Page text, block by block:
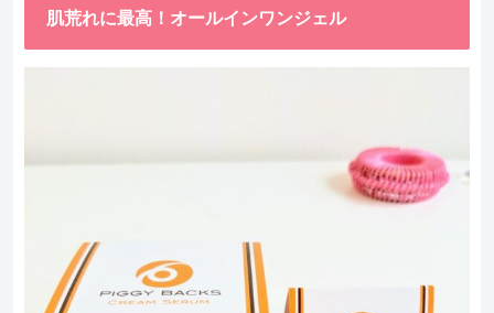
肌荒れに最高！オールインワンジェル